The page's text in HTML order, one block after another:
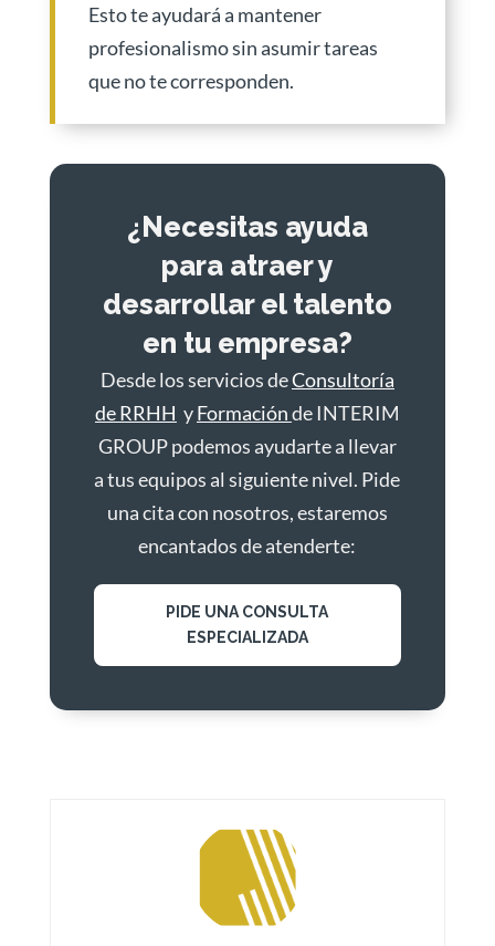
Esto te ayudará a mantener
profesionalismo sin asumir tareas
que no te corresponden.
¿Necesitas ayuda
para atraer y
desarrollar el talento
en tu empresa?
Desde los servicios deConsultoría
de RRHH yFormaciónde INTERIM
GROUP podemos ayudarte a llevar
a tus equipos al siguiente nivel. Pide
una cita con nosotros, estaremos
encantados de atenderte:
PIDE UNA CONSULTA
ESPECIALIZADA